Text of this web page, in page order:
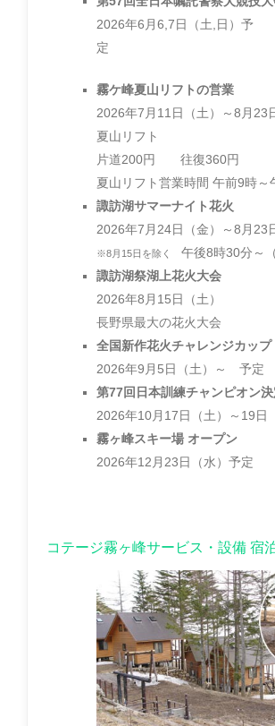
2026年6月6,7日（土,日）予
定
霧ケ峰夏山リフトの営業
2026年7月11日（土）～8月23
夏山リフト
片道200円 往復360円
夏山リフト営業時間 午前9時～
諏訪湖サマーナイト花火
2026年7月24日（金）～8月23
※8月15日を除く 午後8時30分～
諏訪湖祭湖上花
2026年8月15日（土）
長野県最大の花火大会
全国新作花火チャレン
2026年9月5日（土）～ 予定
第77回日本訓練チャンピオ
2026年10月17日（土）～19
霧ヶ峰スキー場
2026年12月23日（水）予定
コテージ霧ヶ峰サービス・設備 宿